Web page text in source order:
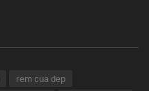
rem cua dep